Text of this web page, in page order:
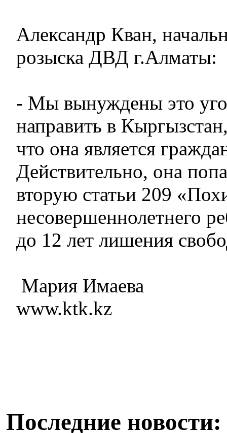
Александр Кван,
розыска ДВД г.Алматы:
- Мы вынуждены это
направить в
что она является
Действительно, она
вторую статьи 209
несовершеннолетнего
до 12 лет лишения
Мария Имаева
www.ktk.kz
Последние новости: